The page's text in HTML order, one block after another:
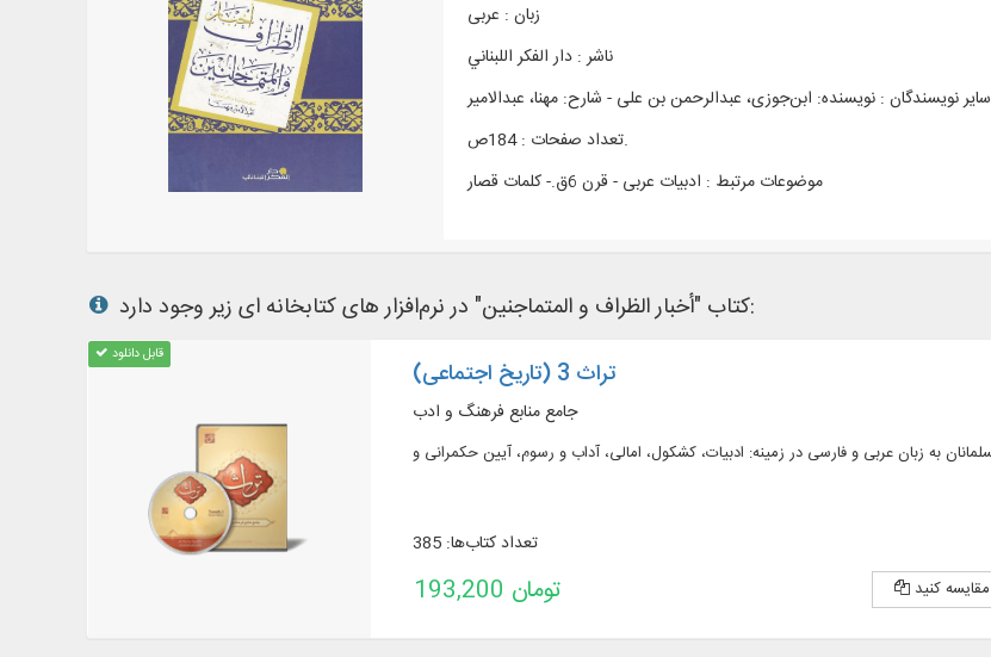
زبان : عربی
ناشر : دار الفکر اللبناني
سایر نویسندگان : نویسنده: ابن‌جوزی، عبدالرحمن بن علی - شارح: مهنا، عبدالامیر
تعداد صفحات : 184ص.
موضوعات مرتبط : ادبیات عربی - قرن 6ق.- کلمات قصار
کتاب "أخبار الظراف و المتماجنین" در نرم‌افزار های کتابخانه ای زیر وجود دارد:
قابل دانلود
تراث 3 (تاریخ اجتماعی)
جامع منابع فرهنگ و ادب
تعداد کتاب‌ها: 385
193,200 تومان مقایسه کنید